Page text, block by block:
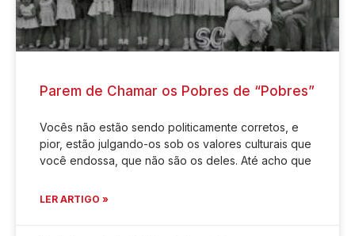
Parem de Chamar os Pobres de “Pobres”
Vocês não estão sendo politicamente corretos, e
pior, estão julgando-os sob os valores culturais que
você endossa, que não são os deles. Até acho que
LER ARTIGO »